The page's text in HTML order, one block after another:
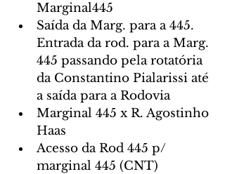
Marginal445
Saída da Marg. para a 445.
Entrada da rod. para a Marg.
445 passando pela rotatória
da Constantino Pialarissi até
a saída para a Rodovia
Marginal 445 x R. Agostinho
Haas
Acesso da Rod 445 p/
marginal 445 (CNT)